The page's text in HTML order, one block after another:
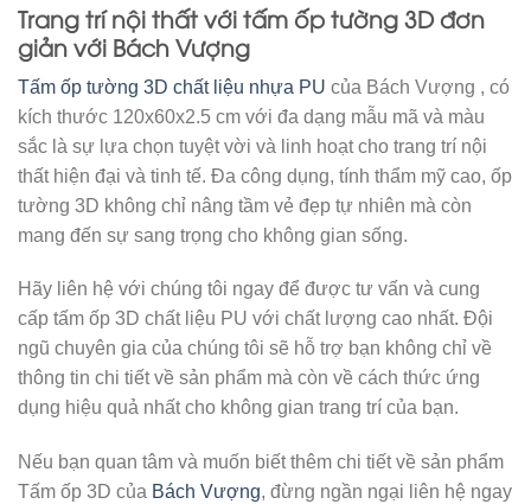
Trang trí nội thất với tấm ốp tường 3D đơn
giản với Bách Vượng
Tấm ốp tường 3D chất liệu nhựa PU của Bách Vượng , có
kích thước 120x60x2.5 cm với đa dạng mẫu mã và màu
sắc là sự lựa chọn tuyệt vời và linh hoạt cho trang trí nội
thất hiện đại và tinh tế. Đa công dụng, tính thẩm mỹ cao, ốp
tường 3D không chỉ nâng tầm vẻ đẹp tự nhiên mà còn
mang đến sự sang trọng cho không gian sống.
Hãy liên hệ với chúng tôi ngay để được tư vấn và cung
cấp tấm ốp 3D chất liệu PU với chất lượng cao nhất. Đội
ngũ chuyên gia của chúng tôi sẽ hỗ trợ bạn không chỉ về
thông tin chi tiết về sản phẩm mà còn về cách thức ứng
dụng hiệu quả nhất cho không gian trang trí của bạn.
Nếu bạn quan tâm và muốn biết thêm chi tiết về sản phẩm
Tấm ốp 3D của Bách Vượng, đừng ngần ngại liên hệ ngay